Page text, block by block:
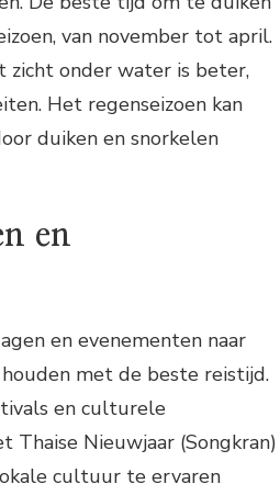
van november tot april.
zicht onder water is beter,
Het regenseizoen kan
duiken en snorkelen
en
en evenementen naar
met de beste reistijd.
en culturele
Thaise Nieuwjaar (Songkran)
cultuur te ervaren